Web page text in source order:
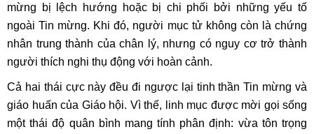
mừng bị lệch hướng hoặc bị chi phối bởi những yếu tố
ngoài Tin mừng. Khi đó, người mục tử không còn là chứng
nhân trung thành của chân lý, nhưng có nguy cơ trở thành
người thích nghi thụ động với hoàn cảnh.
Cả hai thái cực này đều đi ngược lại tinh thần Tin mừng và
giáo huấn của Giáo hội. Vì thế, linh mục được mời gọi sống
một thái độ quân bình mang tính phân định: vừa tôn trọng